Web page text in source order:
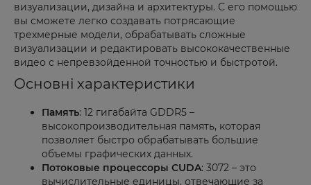
визуализации, дизайна и архитектуры. С его помощью
вы сможете легко создавать потрясающие
трехмерные модели, обрабатывать сложные
визуализации и редактировать высококачественные
видео с непревзойденной точностью и быстротой.
Основні характеристики
Память: 12 гигабайта GDDR5 –
высокопроизводительная память, которая
позволяет быстро обрабатывать большие
объемы графических данных.
Потоковые процессоры CUDA: 3072 – это
вычислительные единицы, отвечающие за